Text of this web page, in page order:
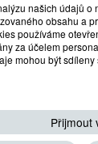
našich údajů o
obsahu a
používáme
za účelem
mohou být
Přijmout